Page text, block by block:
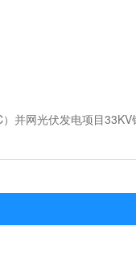
并网光伏发电项目